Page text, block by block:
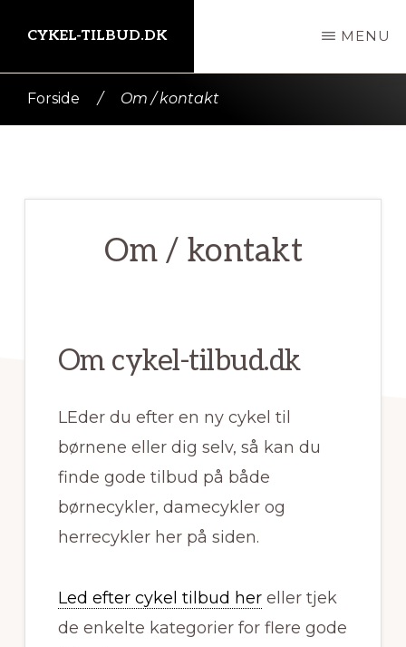
indhold
CYKEL-TILBUD.DK MENU
Forside / Om / kontakt
Om / kontakt
Om cykel-tilbud.dk
LEder du efter en ny cykel til
børnene eller dig selv, så kan du
finde gode tilbud på både
børnecykler, damecykler og
herrecykler her på siden.
Led efter cykel tilbud hereller tjek
de enkelte kategorier for flere gode